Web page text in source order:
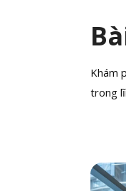
Khám
trong